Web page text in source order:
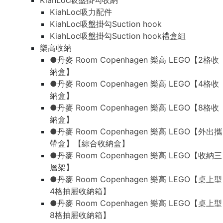
KiahLoc吸力配件
KiahLoc吸盤掛勾Suction hook
KiahLoc吸盤掛勾Suction hook禮盒組
樂高收納
●丹麥 Room Copenhagen 樂高 LEGO【2格收
納盒】
●丹麥 Room Copenhagen 樂高 LEGO【4格收
納盒】
●丹麥 Room Copenhagen 樂高 LEGO【8格收
納盒】
●丹麥 Room Copenhagen 樂高 LEGO【外出攜
帶盒】【綜合收納盒】
●丹麥 Room Copenhagen 樂高 LEGO【收納三
層架】
●丹麥 Room Copenhagen 樂高 LEGO【桌上型
4格抽屜收納箱】
●丹麥 Room Copenhagen 樂高 LEGO【桌上型
8格抽屜收納箱】